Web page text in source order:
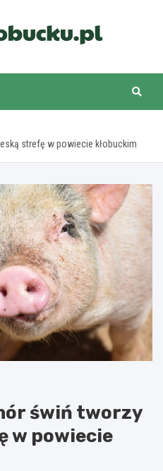
strefę w powiecie kłobuckim
świń tworzy
w powiecie